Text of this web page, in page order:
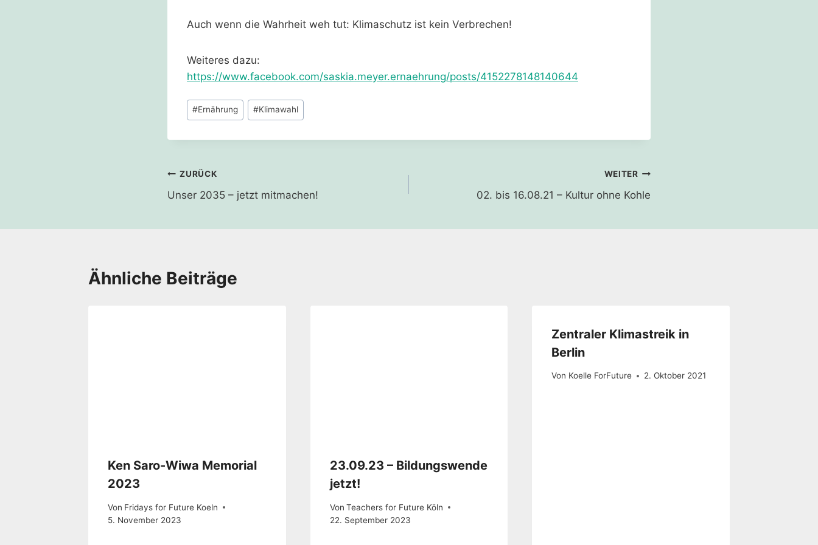
Auch wenn die Wahrheit weh tut: Klimaschutz ist kein Verbrechen!
Weiteres dazu:
https://www.facebook.com/saskia.meyer.ernaehrung/posts/4152278148140644
Schlagworte:
#Ernährung #Klimawahl
Beitragsnavigation
ZURÜCK
Unser 2035 – jetzt mitmachen!
WEITER
02. bis 16.08.21 – Kultur ohne Kohle
Ähnliche Beiträge
Ken Saro-Wiwa Memorial
2023
Von Fridays for Future Koeln
5. November 2023
23.09.23 – Bildungswende
jetzt!
Von Teachers for Future Köln
22. September 2023
Zentraler Klimastreik in
Berlin
Von Koelle ForFuture 2. Oktober 2021